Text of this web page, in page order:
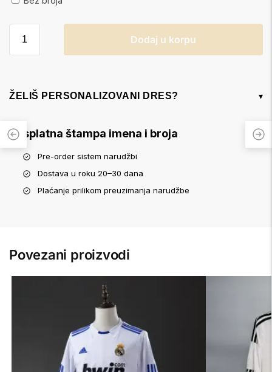
Dodaj u korpu
ŽELIŠ PERSONALIZOVANI DRES? ▾
Besplatna štampa imena i broja
Pre-order sistem narudžbi
Dostava u roku 20–30 dana
Plaćanje prilikom preuzimanja narudžbe
Povezani proizvodi